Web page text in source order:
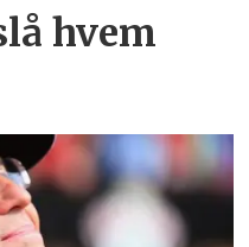
hvem